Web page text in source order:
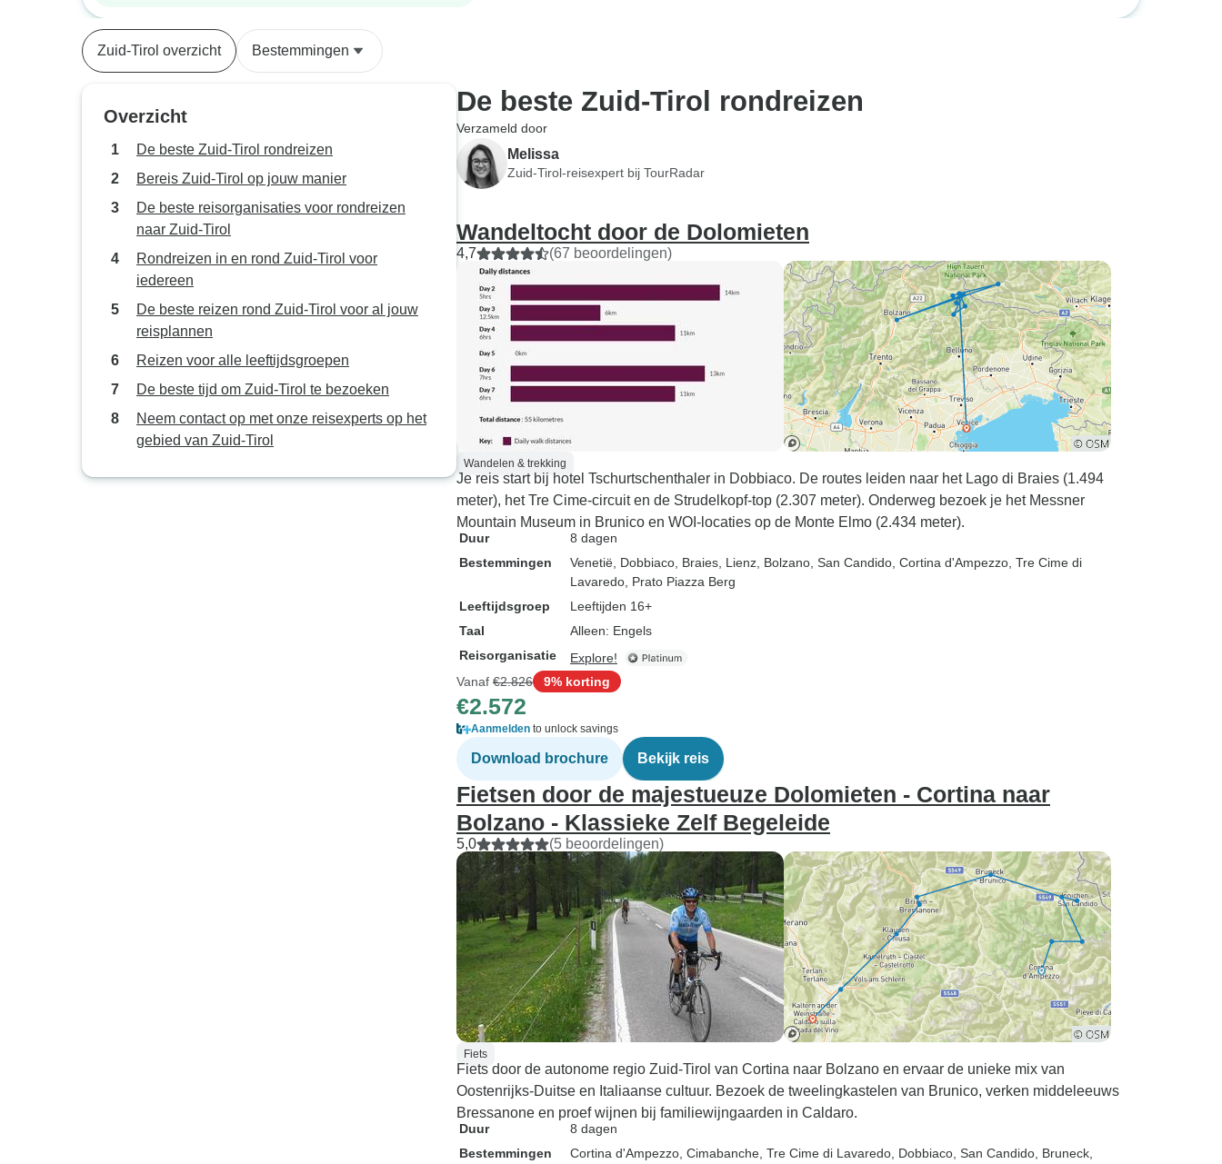
werk geleverd door zoveel
mensen in goede banen te
aanraden om niet meer dan
8-10 wandelgasten mee te
eten geweldig. Allore en
andiarmo.
gaven was uitstekend, met
boeken!
Zuid-Tirol overzicht Bestemmingen
Overzicht
De beste Zuid-Tirol rondreizen
Bereis Zuid-Tirol op jouw manier
De beste reisorganisaties voor rondreizen
naar Zuid-Tirol
Rondreizen in en rond Zuid-Tirol voor
iedereen
De beste reizen rond Zuid-Tirol voor al jouw
reisplannen
Reizen voor alle leeftijdsgroepen
De beste tijd om Zuid-Tirol te bezoeken
Neem contact op met onze reisexperts op het
gebied van Zuid-Tirol
De beste Zuid-Tirol rondreizen
Verzameld door
Melissa
Zuid-Tirol-reisexpert bij TourRadar
Wandeltocht door de Dolomieten
4,7 (67 beoordelingen)
Wandelen & trekking
Je reis start bij hotel Tschurtschenthaler in Dobbiaco. De routes leiden naar het Lago di Braies (1.494
meter), het Tre Cime-circuit en de Strudelkopf-top (2.307 meter). Onderweg bezoek je het Messner
Mountain Museum in Brunico en WOI-locaties op de Monte Elmo (2.434 meter).
Duur
8 dagen
Bestemmingen
Venetië , Dobbiaco , Braies , Lienz , Bolzano , San Candido , Cortina d'Ampezzo , Tre Cime di
Lavaredo , Prato Piazza Berg
Leeftijdsgroep
Leeftijden 16+
Taal
Alleen: Engels
Reisorganisatie
Explore!
Vanaf €2.826 9% korting
€2.572
Aanmelden to unlock savings
Download brochure Bekijk reis
Fietsen door de majestueuze Dolomieten - Cortina naar
Bolzano - Klassieke Zelf Begeleide
5,0 (5 beoordelingen)
Fiets
Fiets door de autonome regio Zuid-Tirol van Cortina naar Bolzano en ervaar de unieke mix van
Oostenrijks-Duitse en Italiaanse cultuur. Bezoek de tweelingkastelen van Brunico, verken middeleeuws
Bressanone en proef wijnen bij familiewijngaarden in Caldaro.
Duur
8 dagen
Bestemmingen
Cortina d'Ampezzo , Cimabanche , Tre Cime di Lavaredo , Dobbiaco , San Candido , Bruneck